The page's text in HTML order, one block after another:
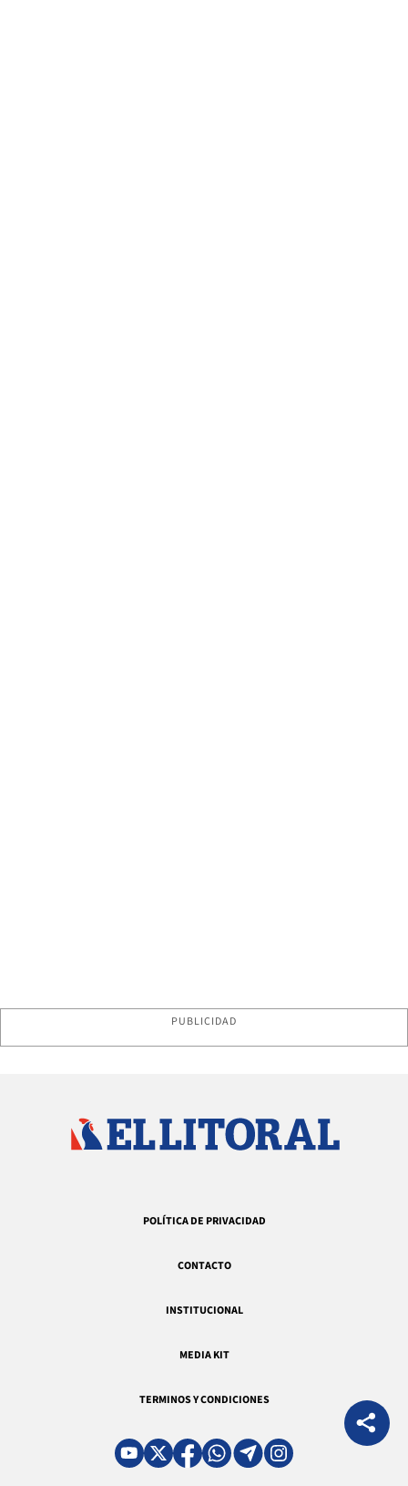
PUBLICIDAD
POLÍTICA DE PRIVACIDAD
CONTACTO
INSTITUCIONAL
MEDIA KIT
TERMINOS Y CONDICIONES